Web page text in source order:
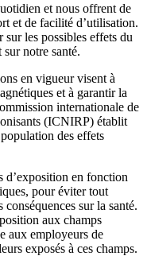
et nous offrent de
et de facilité d’utilisation.
sur les possibles effets du
notre santé.
en vigueur visent à
et à garantir la
internationale de
(ICNIRP) établit
des effets
d’exposition en fonction
pour éviter tout
sur la santé.
aux champs
aux employeurs de
exposés à ces champs.